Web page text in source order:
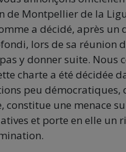
de Montpellier de la
a décidé, après un
lors de sa réunion
y donner suite. Nous
charte a été décidée
peu démocratiques,
constitue une menace
et porte en elle un